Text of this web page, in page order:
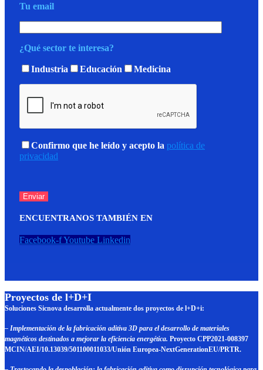
Tu email
¿Qué sector te interesa?
Industria Educación Medicina
Confirmo que he leído y acepto la política de
privacidad
ENCUENTRANOS TAMBIÉN EN
Facebook-fYoutube Linkedin
Proyectos de l+D+I
Soluciones Sicnova desarrolla actualmente dos proyectos de l+D+i:
– Implementación de la fabricación aditiva 3D para el desarrollo de materiales
magnéticos destinados a mejorar la eficiencia energética. Proyecto CPP2021-008397
MCIN/AEI/10.13039/501100011033/Unión Europea-NextGenerationEU/PRTR.